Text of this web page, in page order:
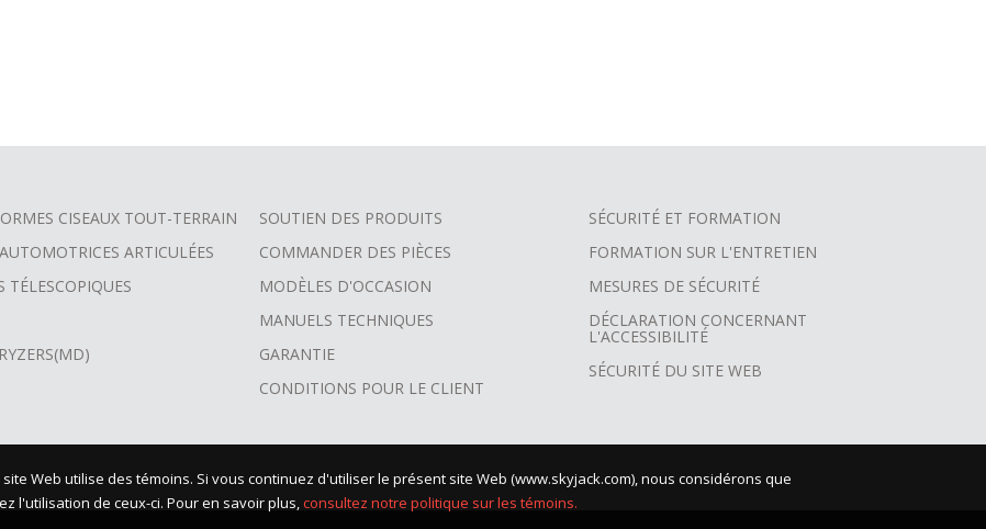
CISEAUX TOUT-TERRAIN
ARTICULÉES
TÉLESCOPIQUES
SOUTIEN DES PRODUITS
COMMANDER DES PIÈCES
MODÈLES D'OCCASION
MANUELS TECHNIQUES
GARANTIE
CONDITIONS POUR LE CLIENT
SÉCURITÉ ET FORMATION
FORMATION SUR L'ENTRETIEN
MESURES DE SÉCURITÉ
DÉCLARATION CONCERNANT
L'ACCESSIBILITÉ
SÉCURITÉ DU SITE WEB
Web utilise des témoins. Si vous continuez d'utiliser le présent site Web (www.skyjack.com), nous considérons que
l'utilisation de ceux-ci. Pour en savoir plus,consultez notre politique sur les témoins.